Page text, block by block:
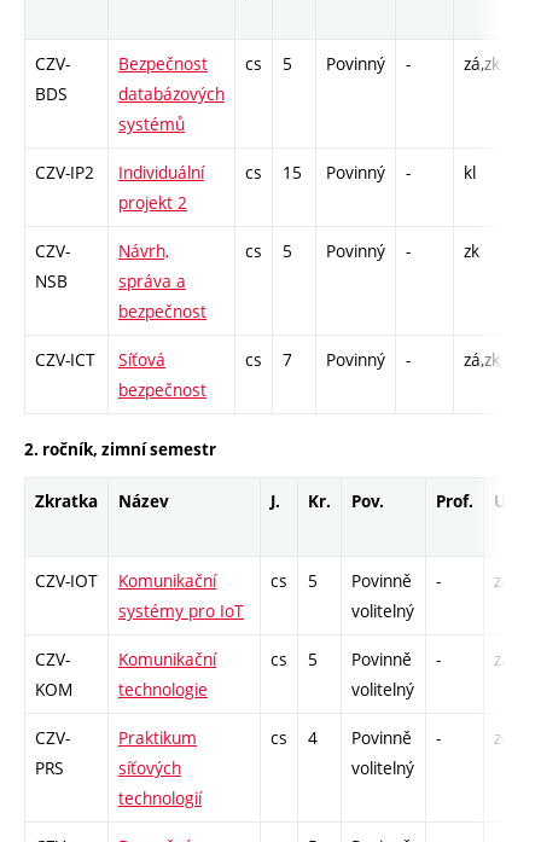
CZV-
BDS
Bezpečnost
databázových
systémů
cs 5 Povinný - zá,zk
CZV-IP2
Individuální
projekt 2
cs 15 Povinný - kl
CZV-
NSB
Návrh,
správa a
bezpečnost
cs 5 Povinný - zk
CZV-ICT
Síťová
bezpečnost
cs 7 Povinný - zá,zk
2. ročník, zimní semestr
Zkratka Název J. Kr. Pov. Prof. Uk.
CZV-IOT
Komunikační
systémy pro IoT
cs 5
Povinně
volitelný
- zá,zk
CZV-
KOM
Komunikační
technologie
cs 5
Povinně
volitelný
- zá,zk
CZV-
PRS
Praktikum
síťových
technologií
cs 4
Povinně
volitelný
- zá,zk